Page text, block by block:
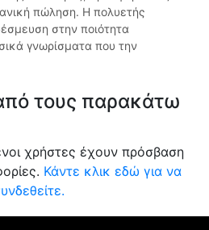
πώληση. Η πολυετής
στην ποιότητα
γνωρίσματα που την
τους παρακάτω
χρήστες έχουν πρόσβαση
Κάντε κλικ εδώ για να